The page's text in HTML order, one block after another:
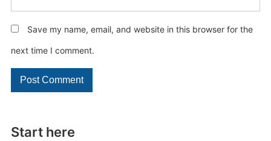
Start here
Save my name, email, and website in this browser for the
next time I comment.